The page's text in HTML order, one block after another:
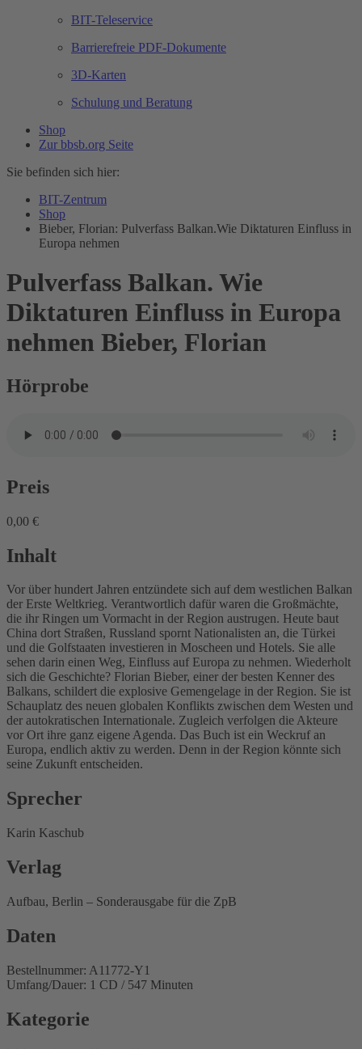
BIT-Teleservice
Barrierefreie PDF-Dokumente
3D-Karten
Schulung und Beratung
Shop
Zur bbsb.org Seite
Sie befinden sich hier:
BIT-Zentrum
Shop
Bieber, Florian: Pulverfass Balkan.Wie Diktaturen Einfluss in
Europa nehmen
Pulverfass Balkan. Wie
Diktaturen Einfluss in Europa
nehmen Bieber, Florian
Hörprobe
Preis
0,00 €
Inhalt
Vor über hundert Jahren entzündete sich auf dem westlichen Balkan
der Erste Weltkrieg. Verantwortlich dafür waren die Großmächte,
die ihr Ringen um Vormacht in der Region austrugen. Heute baut
China dort Straßen, Russland spornt Nationalisten an, die Türkei
und die Golfstaaten investieren in Moscheen und Hotels. Sie alle
sehen darin einen Weg, Einfluss auf Europa zu nehmen. Wiederholt
sich die Geschichte? Florian Bieber, einer der besten Kenner des
Balkans, schildert die explosive Gemengelage in der Region. Sie ist
Schauplatz des neuen globalen Konflikts zwischen dem Westen und
der autokratischen Internationale. Zugleich verfolgen die Akteure
vor Ort ihre ganz eigene Agenda. Das Buch ist ein Weckruf an
Europa, endlich aktiv zu werden. Denn in der Region könnte sich
seine Zukunft entscheiden.
Sprecher
Karin Kaschub
Verlag
Aufbau, Berlin – Sonderausgabe für die ZpB
Daten
Bestellnummer: A11772-Y1
Umfang/Dauer: 1 CD / 547 Minuten
Kategorie